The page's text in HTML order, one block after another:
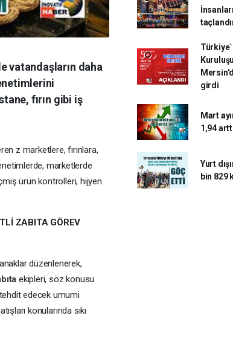
vatandaşların daha
fırın gibi iş
z marketlere, fırınlara,
marketlerde
ürün kontrolleri, hijyen
ZABITA GÖREV
düzenlenerek,
ekipleri, söz konusu
tehdit edecek umumi
konularında sıkı
girdi
Mart
1,94
Yurt
bin 829